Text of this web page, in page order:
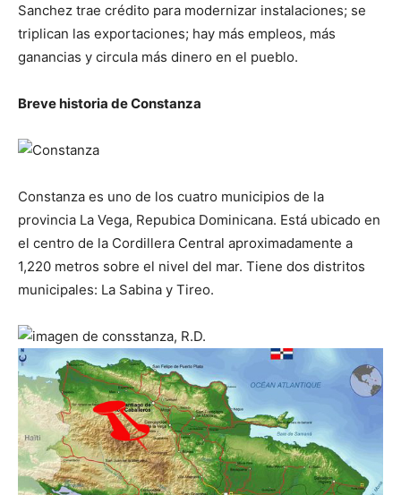
Sanchez trae crédito para modernizar instalaciones; se
triplican las exportaciones; hay más empleos, más
ganancias y circula más dinero en el pueblo.
Breve historia de Constanza
Constanza es uno de los cuatro municipios de la
provincia La Vega, Repubica Dominicana. Está ubicado en
el centro de la Cordillera Central aproximadamente a
1,220 metros sobre el nivel del mar. Tiene dos distritos
municipales: La Sabina y Tireo.